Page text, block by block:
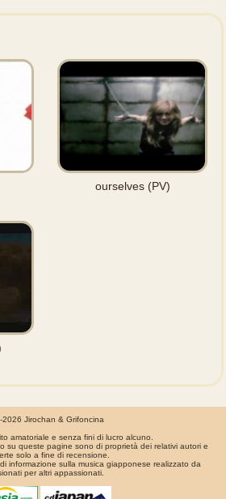
ourselves (PV)
Jirochan & Grifoncina
amatoriale e senza fini di lucro alcuno.
su queste pagine sono di proprietà dei relativi autori e
solo a fine di recensione.
informazione sulla musica giapponese realizzato da
per altri appassionati.